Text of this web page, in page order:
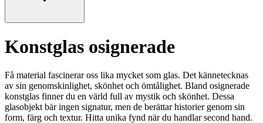
Konstglas osignerade
Få material fascinerar oss lika mycket som glas. Det kännetecknas
av sin genomskinlighet, skönhet och ömtålighet. Bland osignerade
konstglas finner du en värld full av mystik och skönhet. Dessa
glasobjekt bär ingen signatur, men de berättar historier genom sin
form, färg och textur. Hitta unika fynd när du handlar second hand.